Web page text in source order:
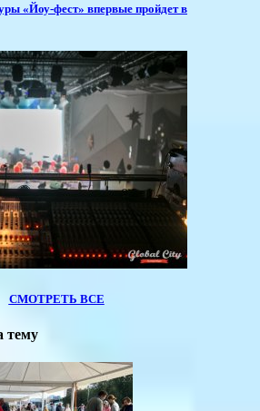
«Йоу-фест» впервые пройдет в
СМОТРЕТЬ ВСЕ
тему